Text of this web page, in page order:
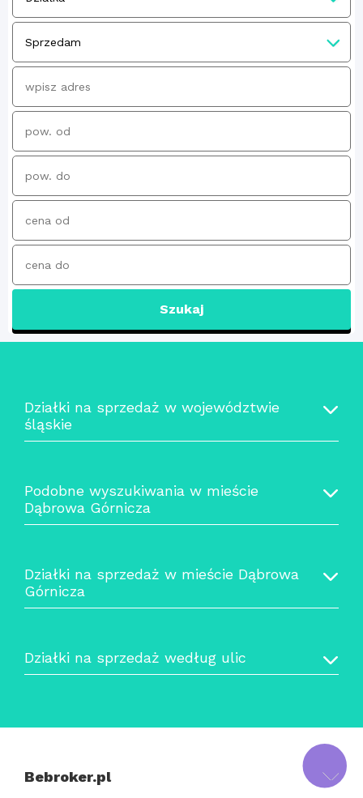
Szukaj
Działki na sprzedaż w województwie
śląskie
Podobne wyszukiwania w mieście
Dąbrowa Górnicza
Działki na sprzedaż w mieście Dąbrowa
Górnicza
Działki na sprzedaż według ulic
Bebroker.pl